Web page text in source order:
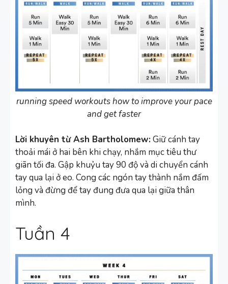
running speed workouts how to improve your pace
and get faster
Lời khuyên từ Ash Bartholomew:Giữ cánh tay
thoải mái ở hai bên khi chạy, nhắm mục tiêu thư
giãn tối đa. Gập khuỷu tay 90 độ và di chuyển cánh
tay qua lại ở eo. Cong các ngón tay thành nắm đấm
lỏng và đừng để tay đung đưa qua lại giữa thân
mình.
Tuần 4